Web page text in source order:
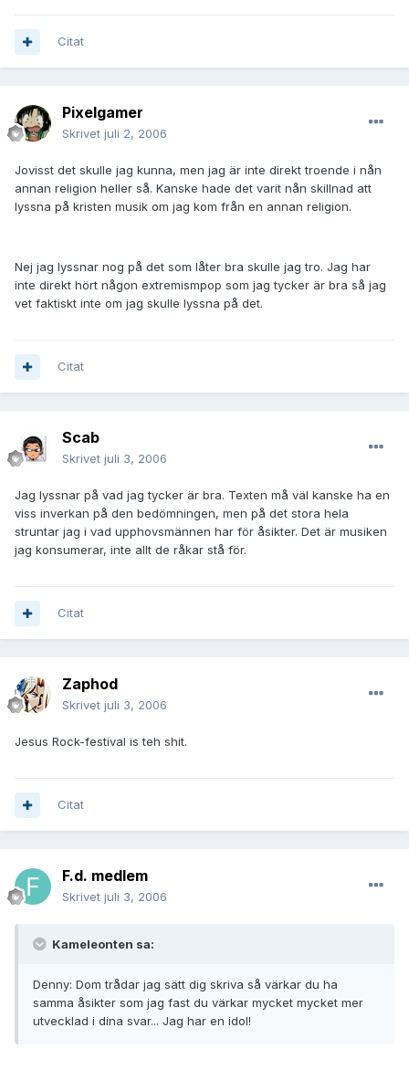
Citat
Pixelgamer
Skrivet juli 2, 2006
Jovisst det skulle jag kunna, men jag är inte direkt troende i nån
annan religion heller så. Kanske hade det varit nån skillnad att
lyssna på kristen musik om jag kom från en annan religion.
Nej jag lyssnar nog på det som låter bra skulle jag tro. Jag har
inte direkt hört någon extremismpop som jag tycker är bra så jag
vet faktiskt inte om jag skulle lyssna på det.
Citat
Scab
Skrivet juli 3, 2006
Jag lyssnar på vad jag tycker är bra. Texten må väl kanske ha en
viss inverkan på den bedömningen, men på det stora hela
struntar jag i vad upphovsmännen har för åsikter. Det är musiken
jag konsumerar, inte allt de råkar stå för.
Citat
Zaphod
Skrivet juli 3, 2006
Jesus Rock-festival is teh shit.
Citat
F.d. medlem
Skrivet juli 3, 2006
Kameleonten sa:
Denny: Dom trådar jag sätt dig skriva så värkar du ha
samma åsikter som jag fast du värkar mycket mycket mer
utvecklad i dina svar... Jag har en idol!